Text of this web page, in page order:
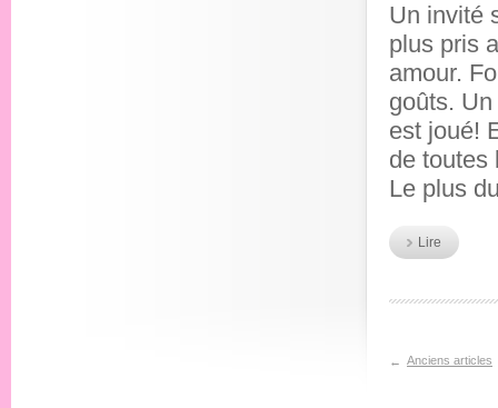
Un invité
plus pris
amour.
goûts.
est joué!
de toutes
Le plus
Lire
← Anciens articles